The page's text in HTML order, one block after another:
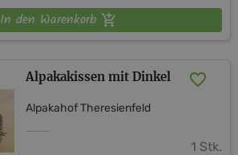
In den Warenkorb
Alpakakissen mit Dinkel
Alpakahof Theresienfeld
1 Stk.